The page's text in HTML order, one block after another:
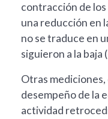
contracción de los
una reducción en
no se traduce en
siguieron a la
Otras
desempeño de la
actividad